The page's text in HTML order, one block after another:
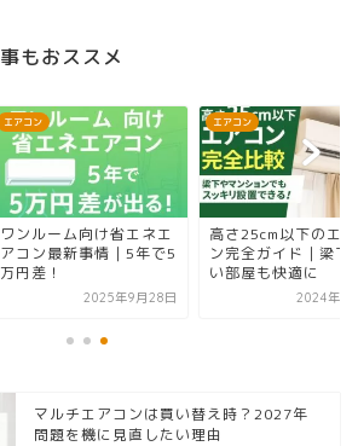
もおススメ
エアコン
ワンルーム向け省エネエ
アコン最新事情｜5年で5
万円差！
2025年9月28日
エアコン
高さ25cm以下のエ
ン完全ガイド｜梁下
い部屋も快適に
2024年11
マルチエアコンは買い替え時？2027年
問題を機に見直したい理由